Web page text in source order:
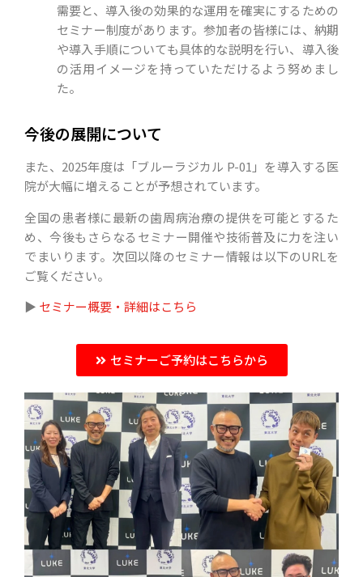
需要と、導入後の効果的な運用を確実にするための
セミナー制度があります。参加者の皆様には、納期
や導入手順についても具体的な説明を行い、導入後
の活用イメージを持っていただけるよう努めまし
た。
今後の展開について
また、2025年度は「ブルーラジカル P-01」を導入する医
院が大幅に増えることが予想されています。
全国の患者様に最新の歯周病治療の提供を可能とするた
め、今後もさらなるセミナー開催や技術普及に力を注い
でまいります。次回以降のセミナー情報は以下のURLを
ご覧ください。
▶︎ セミナー概要・詳細はこちら
セミナーご予約はこちらから